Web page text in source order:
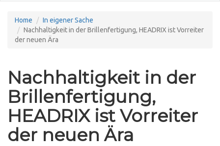
Home
In eigener Sache
Nachhaltigkeit in der Brillenfertigung, HEADRIX ist Vorreiter
der neuen Ära
Nachhaltigkeit in der
Brillenfertigung,
HEADRIX ist Vorreiter
der neuen Ära